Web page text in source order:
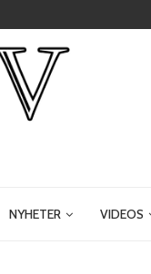
NYHETER VIDEOS